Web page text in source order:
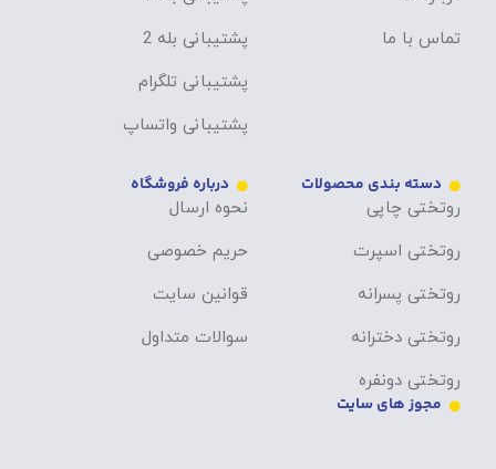
تماس با ما
پشتیبانی بله 2
پشتیبانی تلگرام
پشتیبانی واتساپ
دسته بندی محصولات
روتختی چاپی
روتختی اسپرت
روتختی پسرانه
روتختی دخترانه
روتختی دونفره
درباره فروشگاه
نحوه ارسال
حریم خصوصی
قوانین سایت
سوالات متداول
مجوز های سایت